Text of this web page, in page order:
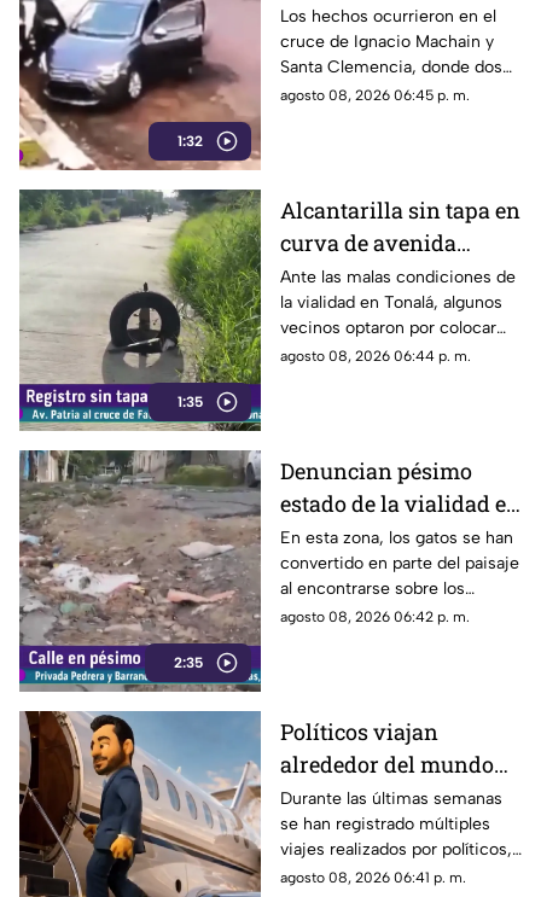
1:32
vehículo a plena luz del
día en Guadalajara
Los hechos ocurrieron en el
cruce de Ignacio Machain y
Santa Clemencia, donde dos
sujetos fueron captados
agosto 08, 2026 06:45 p. m.
1:35
Alcantarilla sin tapa en
curva de avenida
Patria
Ante las malas condiciones de
la vialidad en Tonalá, algunos
vecinos optaron por colocar
una llanta como señalamiento
agosto 08, 2026 06:44 p. m.
2:35
Denuncian pésimo
estado de la vialidad en
Privada Pedrera y
Barrancones
En esta zona, los gatos se han
convertido en parte del paisaje
al encontrarse sobre los
techos y las puertas de las
agosto 08, 2026 06:42 p. m.
Políticos viajan
alrededor del mundo
sin ninguna
preocupación
Durante las últimas semanas
se han registrado múltiples
viajes realizados por políticos,
sin que hasta el momento
agosto 08, 2026 06:41 p. m.